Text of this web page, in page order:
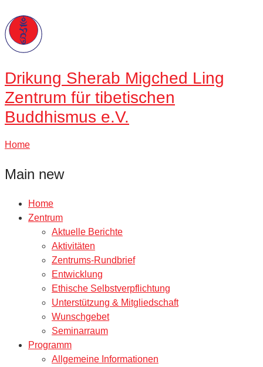
Drikung Sherab Migched Ling
Zentrum für tibetischen
Buddhismus e.V.
Home
Main new
Home
Zentrum
Aktuelle Berichte
Aktivitäten
Zentrums-Rundbrief
Entwicklung
Ethische Selbstverpflichtung
Unterstützung & Mitgliedschaft
Wunschgebet
Seminarraum
Programm
Allgemeine Informationen